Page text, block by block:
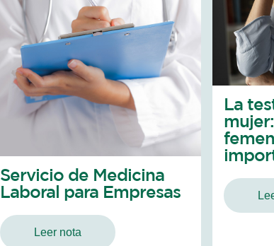
Servicio de Medicina
Laboral para Empresas
Leer nota
La